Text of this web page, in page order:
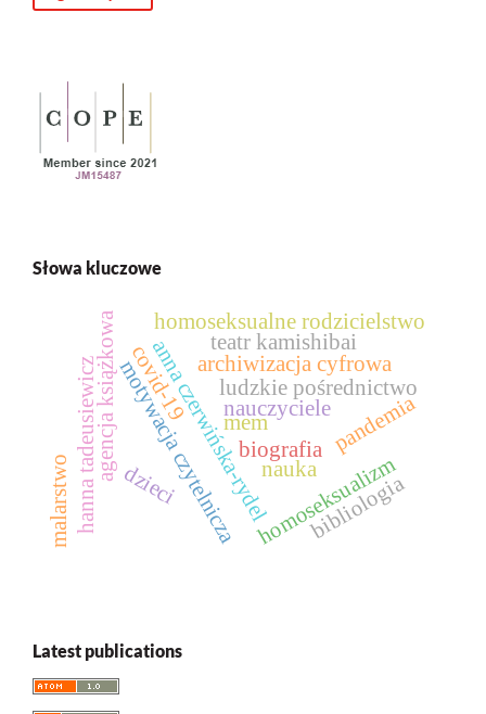
Słowa kluczowe
motywacja czytelniczaludzkie pośrednictwo
agencja książkowaanna czerwińska-rydelbiografia
homoseksualizm
dzieci
homoseksualne rodzicielstwo
hanna tadeusiewicz nauka
bibliologia
covid-19 pandemia
archiwizacja cyfrowa
malarstwo
mem
teatr kamishibai
nauczyciele
Latest publications